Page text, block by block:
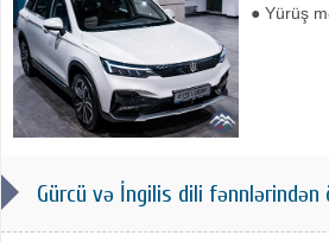
● Yürüş
Gürcü və İngilis dili